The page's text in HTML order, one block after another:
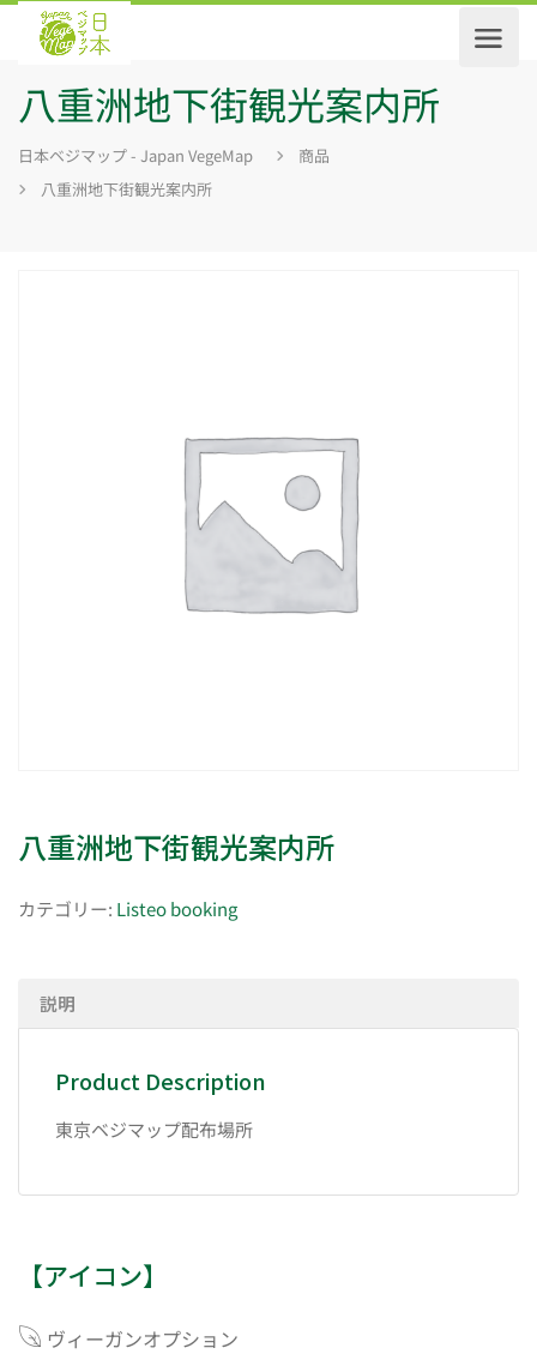
八重洲地下街観光案内所
日本ベジマップ - Japan VegeMap
商品
八重洲地下街観光案内所
八重洲地下街観光案内所
カテゴリー: Listeo booking
説明
Product Description
東京ベジマップ配布場所
【アイコン】
ヴィーガンオプション